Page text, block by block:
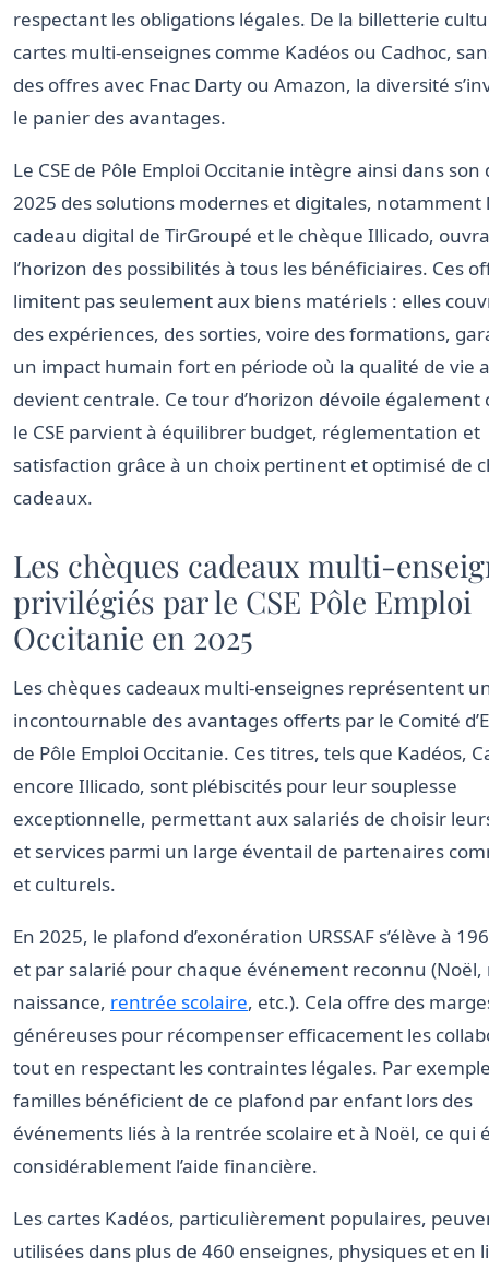
respectant les obligations légales. De la billetterie
cartes multi-enseignes comme Kadéos ou Cadhoc,
des offres avec Fnac Darty ou Amazon, la diversité
le panier des avantages.
Le CSE de Pôle Emploi Occitanie intègre ainsi dans son
2025 des solutions modernes et digitales, notamment
cadeau digital de TirGroupé et le chèque Illicado,
l’horizon des possibilités à tous les bénéficiaires. Ces
limitent pas seulement aux biens matériels : elles
des expériences, des sorties, voire des formations,
un impact humain fort en période où la qualité de vie
devient centrale. Ce tour d’horizon dévoile également
le CSE parvient à équilibrer budget, réglementation et
satisfaction grâce à un choix pertinent et optimisé de
cadeaux.
Les chèques cadeaux multi-
privilégiés par le CSE Pôle Emploi
Occitanie en 2025
Les chèques cadeaux multi-enseignes représentent
incontournable des avantages offerts par le Comité
de Pôle Emploi Occitanie. Ces titres, tels que Kadéos,
encore Illicado, sont plébiscités pour leur souplesse
exceptionnelle, permettant aux salariés de choisir
et services parmi un large éventail de partenaires
et culturels.
En 2025, le plafond d’exonération URSSAF s’élève à
et par salarié pour chaque événement reconnu (Noël,
naissance, rentrée scolaire, etc.). Cela offre des
généreuses pour récompenser efficacement les
tout en respectant les contraintes légales. Par
familles bénéficient de ce plafond par enfant lors des
événements liés à la rentrée scolaire et à Noël, ce qui
considérablement l’aide financière.
Les cartes Kadéos, particulièrement populaires,
utilisées dans plus de 460 enseignes, physiques et en